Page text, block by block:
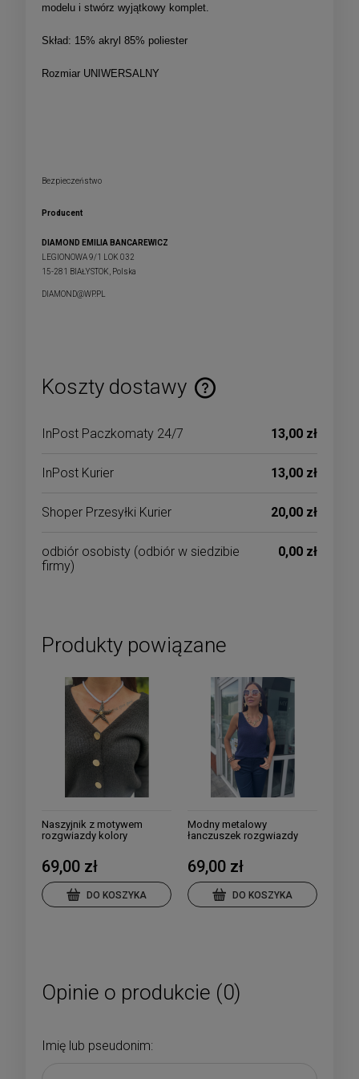
modelu i stwórz wyjątkowy komplet.
Skład: 15% akryl 85% poliester
Rozmiar UNIWERSALNY
Bezpieczeństwo
Producent
DIAMOND EMILIA BANCAREWICZ
LEGIONOWA 9/1 LOK 032
15-281 BIAŁYSTOK, Polska
DIAMOND@WP.PL
Koszty dostawy
Cena nie zawiera ewentualnych kosztów płatności
InPost Paczkomaty 24/7 13,00 zł
InPost Kurier 13,00 zł
Shoper Przesyłki Kurier 20,00 zł
odbiór osobisty (odbiór w siedzibie
firmy)
0,00 zł
Produkty powiązane
Naszyjnik z motywem
rozgwiazdy kolory
69,00 zł
DO KOSZYKA
Modny metalowy
łanczuszek rozgwiazdy
69,00 zł
DO KOSZYKA
Opinie o produkcie (0)
Imię lub pseudonim: